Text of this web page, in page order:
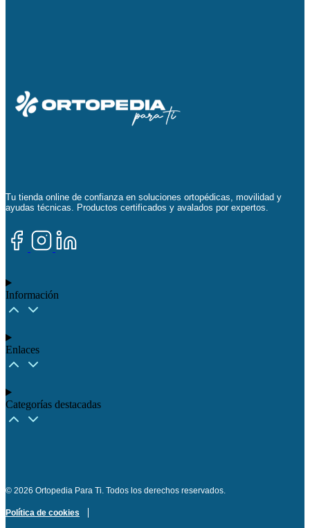
Tu tienda online de confianza en soluciones ortopédicas, movilidad y
ayudas técnicas. Productos certificados y avalados por expertos.
Información
Enlaces
Categorías destacadas​
© 2026 Ortopedia Para Ti. Todos los derechos reservados.
Política de cookies